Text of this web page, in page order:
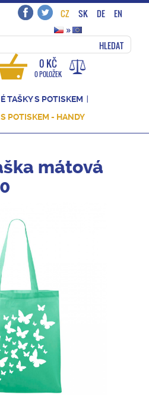
CZ SK DE
EN
»
HLEDAT
0 KČ
0 POLOŽEK
TAŠKY S POTISKEM
POTISKEM - HANDY
mátová